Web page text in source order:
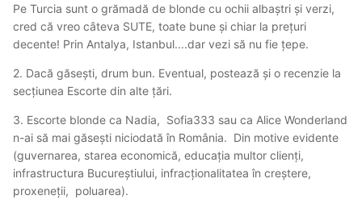
Pe Turcia sunt o grămadă de blonde cu ochii albaștri și verzi,
cred că vreo câteva SUTE, toate bune și chiar la prețuri
decente! Prin Antalya, Istanbul....dar vezi să nu fie țepe.
2. Dacă găsești, drum bun. Eventual, postează și o recenzie la
secțiunea Escorte din alte țări.
3. Escorte blonde ca Nadia, Sofia333 sau ca Alice Wonderland
n-ai să mai găsești niciodată în România. Din motive evidente
(guvernarea, starea economică, educația multor clienți,
infrastructura Bucureștiului, infracționalitatea în creștere,
proxeneții, poluarea).